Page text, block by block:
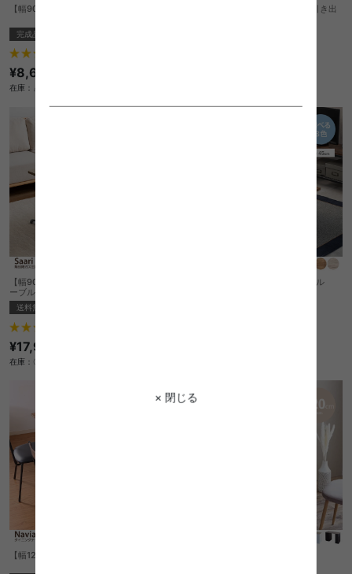
× 閉じる
【幅90cm】Opole センターテーブル
完成品
¥8,660
在庫：△
【幅100cm】Finley 有孔ボード・引き出
【幅90cm】Saari 無段階ガス圧昇降式テ
ーブル
送料無料
¥17,999
在庫：〇
【幅90cm】Opole センターテーブル
【幅120cm】Navia ダイニングテーブル